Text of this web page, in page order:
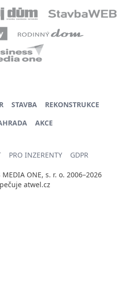
STAVBA
REKONSTRUKCE
AKCE
PRO INZERENTY GDPR
ONE, s. r. o. 2006–2026